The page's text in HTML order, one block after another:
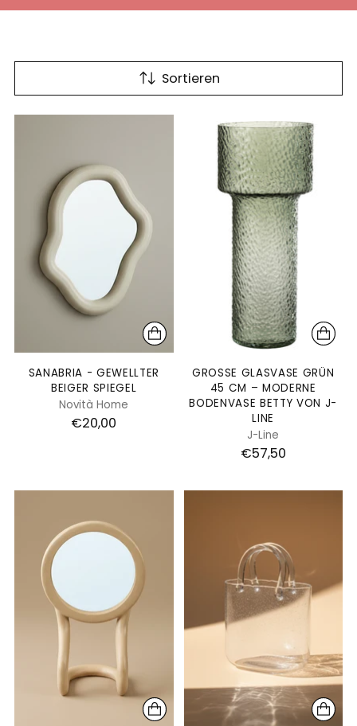
Sortieren
SANABRIA - GEWELLTER
BEIGER SPIEGEL
Novità Home
€20,00
GROSSE GLASVASE GRÜN 4
5 CM – MODERNE B
ODENVASE BETTY VON J-L
INE
J-Line
€57,50